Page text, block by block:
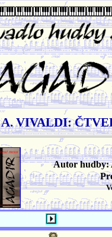
A. VIVALDI:
Autor hudby: